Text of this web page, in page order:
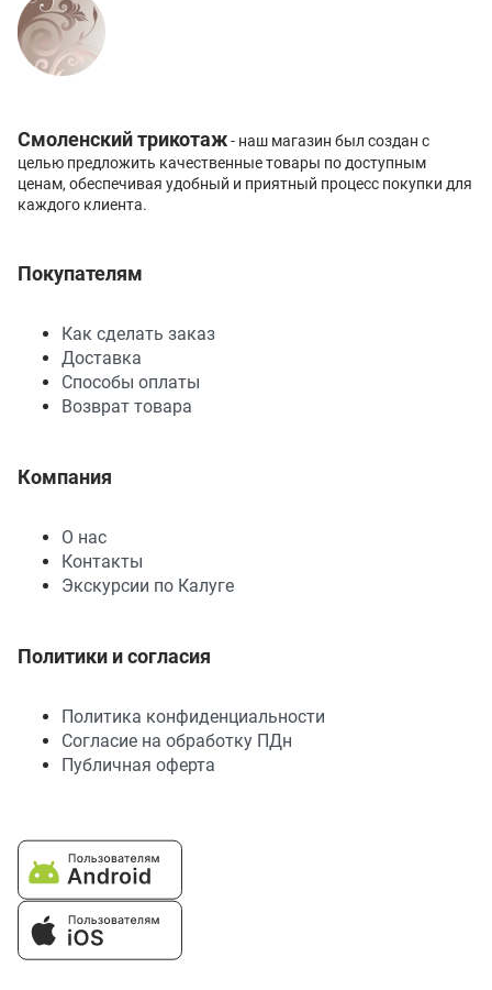
Смоленский трикотаж- наш магазин был создан с
целью предложить качественные товары по доступным
ценам, обеспечивая удобный и приятный процесс покупки для
каждого клиента.
Покупателям
Как сделать заказ
Доставка
Способы оплаты
Возврат товара
Компания
О нас
Контакты
Экскурсии по Калуге
Политики и согласия
Политика конфиденциальности
Согласие на обработку ПДн
Публичная оферта